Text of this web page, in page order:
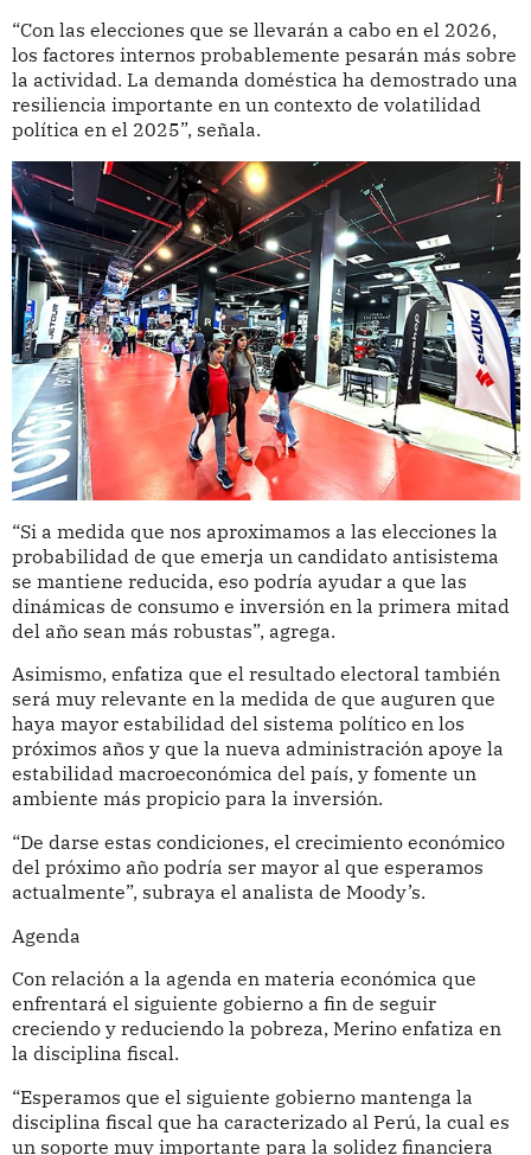
“Con las elecciones que se llevarán a cabo en el 2026,
los factores internos probablemente pesarán más sobre
la actividad. La demanda doméstica ha demostrado una
resiliencia importante en un contexto de volatilidad
política en el 2025”, señala.
“Si a medida que nos aproximamos a las elecciones la
probabilidad de que emerja un candidato antisistema
se mantiene reducida, eso podría ayudar a que las
dinámicas de consumo e inversión en la primera mitad
del año sean más robustas”, agrega.
Asimismo, enfatiza que el resultado electoral también
será muy relevante en la medida de que auguren que
haya mayor estabilidad del sistema político en los
próximos años y que la nueva administración apoye la
estabilidad macroeconómica del país, y fomente un
ambiente más propicio para la inversión.
“De darse estas condiciones, el crecimiento económico
del próximo año podría ser mayor al que esperamos
actualmente”, subraya el analista de Moody’s.
Agenda
Con relación a la agenda en materia económica que
enfrentará el siguiente gobierno a fin de seguir
creciendo y reduciendo la pobreza, Merino enfatiza en
la disciplina fiscal.
“Esperamos que el siguiente gobierno mantenga la
disciplina fiscal que ha caracterizado al Perú, la cual es
un soporte muy importante para la solidez financiera